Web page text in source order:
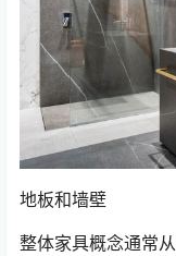
地板和墙壁
整体家具概念通常